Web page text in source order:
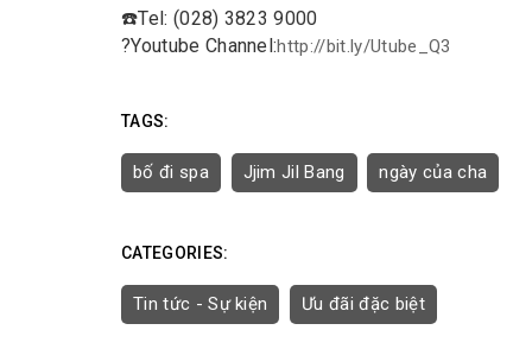
☎️Tel: (028) 3823 9000
?Youtube Channel:http://bit.ly/Utube_Q3
TAGS:
bố đi spa Jjim Jil Bang ngày của cha
CATEGORIES:
Tin tức - Sự kiện Ưu đãi đặc biệt